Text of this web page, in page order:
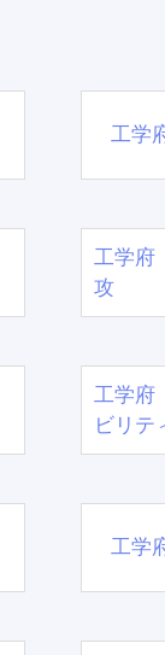
工学
工学府
攻
工学府
ビリテ
工学